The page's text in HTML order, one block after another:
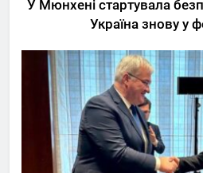
У Мюнхені стартувала
Україна знову у
5
Трамп